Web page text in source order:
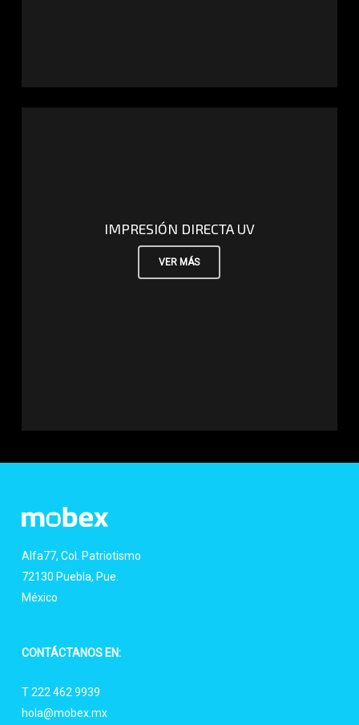
IMPRESIÓN DIRECTA UV
VER MÁS
Alfa77, Col. Patriotismo
72130 Puebla, Pue.
México
CONTÁCTANOS EN:
T 222 462 9939
hola@mobex.mx